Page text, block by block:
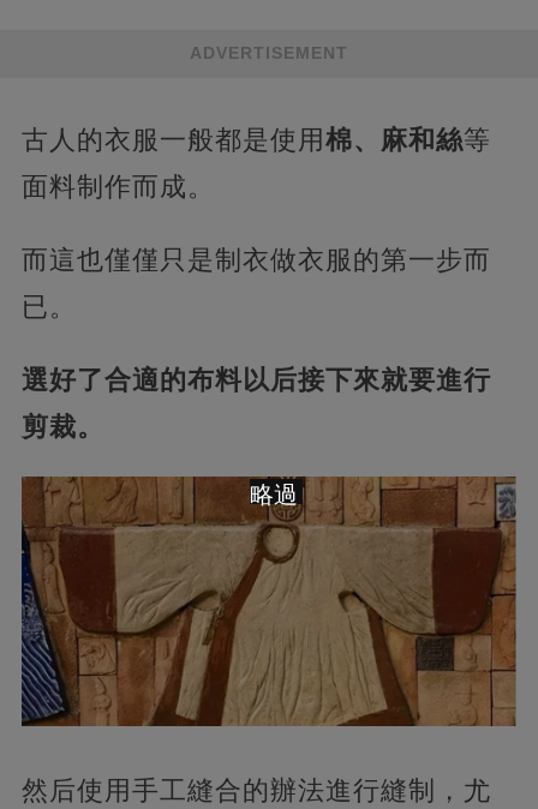
ADVERTISEMENT
古人的衣服一般都是使用 棉、麻和絲等
面料制作而成。
而這也僅僅只是制衣做衣服的第一步而
已。
選好了合適的布料以后接下來就要進行
剪裁。
然后使用手工縫合的辦法進行縫制，尤
略過